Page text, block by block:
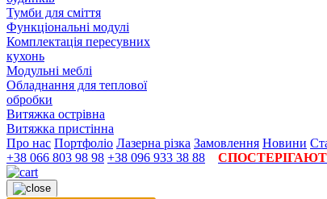
Тумби для сміття
Функціональні модулі
Комплектація пересувних
кухонь
Модульні меблі
Обладнання для теплової
обробки
Витяжка острівна
Витяжка пристінна
Про нас Портфоліо Лазерна різка Замовлення Новини
+38 066 803 98 98 +38 096 933 38 88